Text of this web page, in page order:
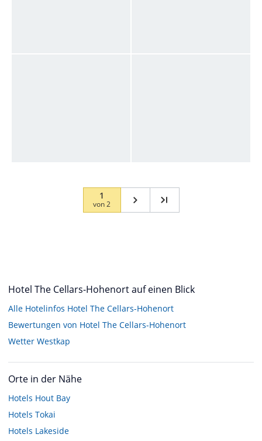
1
von2
Hotel The Cellars-Hohenort auf einen Blick
Alle Hotelinfos Hotel The Cellars-Hohenort
Bewertungen von Hotel The Cellars-Hohenort
Wetter Westkap
Orte in der Nähe
Hotels Hout Bay
Hotels Tokai
Hotels Lakeside